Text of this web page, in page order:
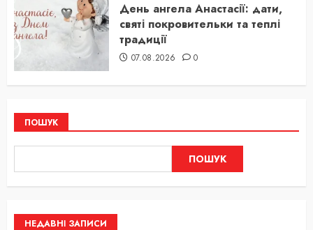
День ангела Анастасії: дати,
святі покровительки та теплі
традиції
07.08.2026 0
ПОШУК
ПОШУК
НЕДАВНІ ЗАПИСИ